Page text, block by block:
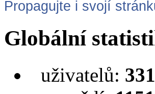
Propagujte i svojí
Globální